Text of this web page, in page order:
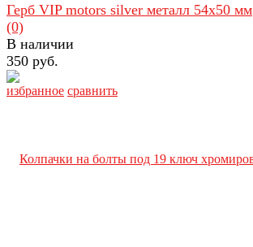
избранное сравнить
Герб VIP motors silver металл 54х50 мм
(0)
В наличии
350 руб.